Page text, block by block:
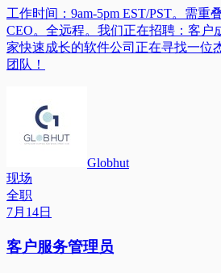
工作时间：9am-5pm EST/PST。需重
CEO。全远程。我们正在招聘：客户
家快速成长的软件公司正在寻找一位
团队！
Globhut
现场
全职
7月14日
客户服务管理员